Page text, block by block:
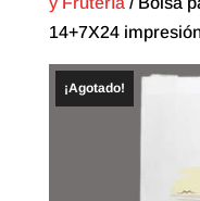
14+7X24
¡Agotado!